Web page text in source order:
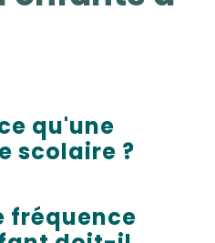
qu'une
scolaire ?
fréquence